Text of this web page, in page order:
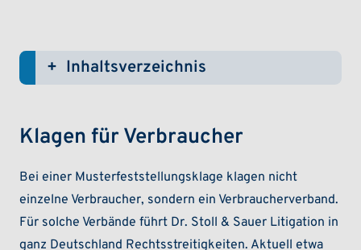
Inhaltsverzeichnis
Klagen für Verbraucher
Bei einer Musterfeststellungsklage klagen nicht
einzelne Verbraucher, sondern ein Verbraucherverband.
Für solche Verbände führt Dr. Stoll & Sauer Litigation in
ganz Deutschland Rechtsstreitigkeiten. Aktuell etwa